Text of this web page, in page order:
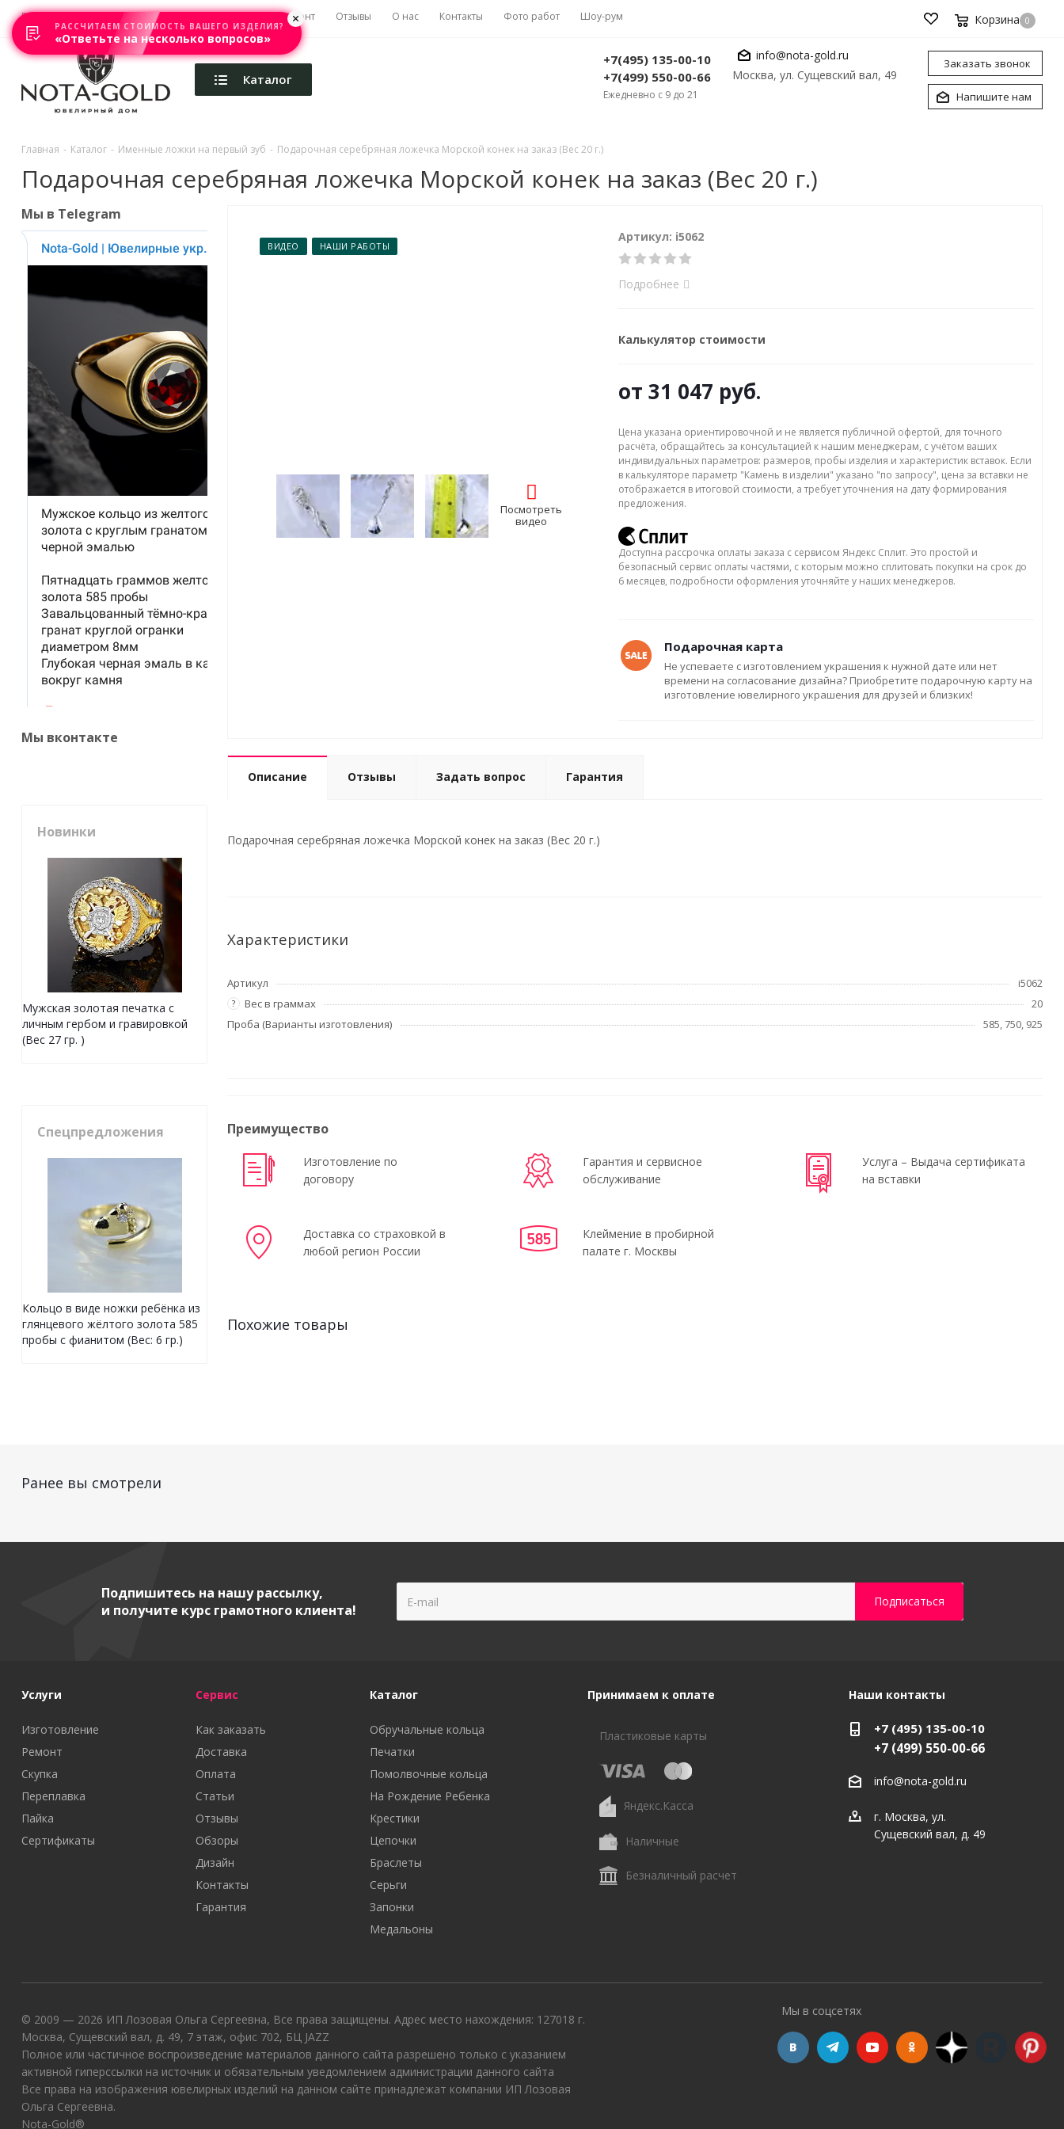
Главная Акции Каталоги Изготовление Ремонт Отзывы О нас Контакты Фото работ Шоу-рум Корзина 0
Каталог
+7(495) 135-00-10
+7(499) 550-00-66
Ежедневно с 9 до 21
info@nota-gold.ru
Москва, ул. Сущевский вал, 49
Заказать звонок
Напишите нам
Главная - Каталог - Именные ложки на первый зуб - Подарочная серебряная ложечка Морской конек на заказ (Вес 20 г.)
Подарочная серебряная ложечка Морской конек на заказ (Вес 20 г.)
ВИДЕО НАШИ РАБОТЫ
Посмотреть
видео
Артикул: i5062
Подробнее
Калькулятор стоимости
от31 047 руб.
Цена указана ориентировочной и не является публичной офертой, для точного
расчёта, обращайтесь за консультацией к нашим менеджерам, с учётом ваших
индивидуальных параметров: размеров, пробы изделия и характеристик вставок. Если
в калькуляторе параметр "Камень в изделии" указано "по запросу", цена за вставки не
отображается в итоговой стоимости, а требует уточнения на дату формирования
предложения.
Доступна рассрочка оплаты заказа с сервисом Яндекс Сплит. Это простой и
безопасный сервис оплаты частями, с которым можно сплитовать покупки на срок до
6 месяцев, подробности оформления уточняйте у наших менеджеров.
Подарочная карта
Не успеваете с изготовлением украшения к нужной дате или нет
времени на согласование дизайна? Приобретите подарочную карту на
изготовление ювелирного украшения для друзей и близких!
Описание Отзывы Задать вопрос Гарантия
Подарочная серебряная ложечка Морской конек на заказ (Вес 20 г.)
Характеристики
Артикул i5062
? Вес в граммах
20
Проба (Варианты изготовления)
585, 750, 925
Преимущество
Изготовление по
договору
Гарантия и сервисное
обслуживание
Услуга – Выдача сертификата
на вставки
Доставка со страховкой в
любой регион России
Клеймение в пробирной
палате г. Москвы
Похожие товары
Мы в Telegram
Мы вконтакте
Новинки
Мужская золотая печатка с
личным гербом и гравировкой
(Вес 27 гр. )
Спецпредложения
Кольцо в виде ножки ребёнка из
глянцевого жёлтого золота 585
пробы с фианитом (Вес: 6 гр.)
Ранее вы смотрели
Подпишитесь на нашу рассылку,
и получите курс грамотного клиента!
Услуги
Изготовление
Ремонт
Скупка
Переплавка
Пайка
Сертификаты
Сервис
Как заказать
Доставка
Оплата
Статьи
Отзывы
Обзоры
Дизайн
Контакты
Гарантия
Каталог
Обручальные кольца
Печатки
Помолвочные кольца
На Рождение Ребенка
Крестики
Цепочки
Браслеты
Серьги
Запонки
Медальоны
Принимаем к оплате
Пластиковые карты
Яндекс.Касса
Наличные
Безналичный расчет
Наши контакты
+7 (495) 135-00-10
+7 (499) 550-00-66
info@nota-gold.ru
г. Москва, ул.
Сущевский вал, д. 49
© 2009 — 2026 ИП Лозовая Ольга Сергеевна, Все права защищены. Адрес место нахождения: 127018 г.
Москва, Сущевский вал, д. 49, 7 этаж, офис 702, БЦ JAZZ
Полное или частичное воспроизведение материалов данного сайта разрешено только с указанием
активной гиперссылки на источник и обязательным уведомлением администрации данного сайта
Все права на изображения ювелирных изделий на данном сайте принадлежат компании ИП Лозовая
Ольга Сергеевна.
Nota-Gold®
Мы в соцсетях
РАССЧИТАЕМ СТОИМОСТЬ ВАШЕГО ИЗДЕЛИЯ?
«Ответьте на несколько вопросов»